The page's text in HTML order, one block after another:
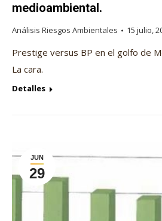
medioambiental.
Análisis Riesgos Ambientales 15 julio,
Prestige versus BP en el golfo de
La cara.
Detalles
JUN
29